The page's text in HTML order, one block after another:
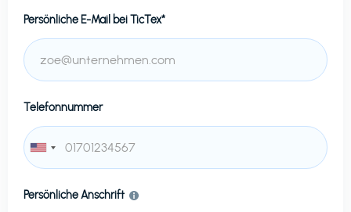
Persönliche E-Mail beiTicTex*
Telefonnummer
Persönliche Anschrift